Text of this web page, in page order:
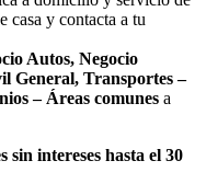
casa y contacta a tu
Autos, Negocio
General, Transportes –
– Áreas comunes a
sin intereses hasta el 30